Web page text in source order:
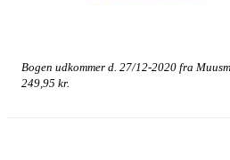
Bogen udkommer d. 27/12-2020 fra
249,95 kr.